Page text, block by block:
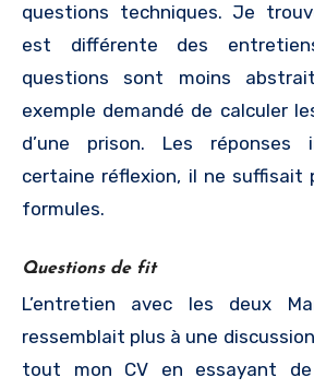
questions techniques. Je
est différente des
questions sont moins
exemple demandé de calculer
d’une prison. Les réponses
certaine réflexion, il ne suffisait
formules.
Questions de fit
L’entretien avec les deux
ressemblait plus à une
tout mon CV en essayant de